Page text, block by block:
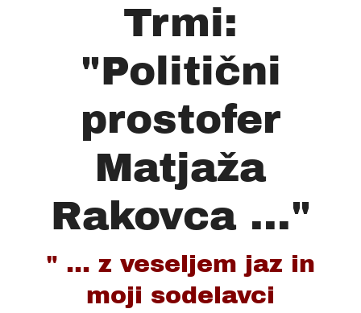
Trmi:
"Politični
prostofer
Matjaža
Rakovca ..."
" ... z veseljem jaz in
moji sodelavci